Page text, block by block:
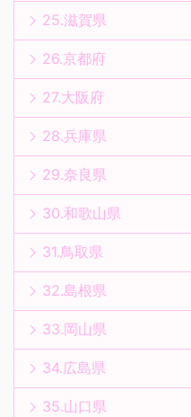
25.滋賀県
26.京都府
27.大阪府
28.兵庫県
29.奈良県
30.和歌山県
31.鳥取県
32.島根県
33.岡山県
34.広島県
35.山口県